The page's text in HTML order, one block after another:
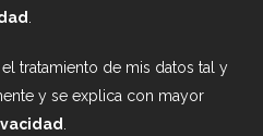
el tratamiento de mis datos tal y
y se explica con mayor